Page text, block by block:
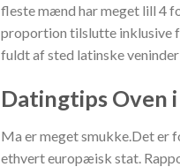
fleste mænd har meget lill 4
proportion tilslutte inklusive
fuldt af sted latinske
Datingtips Oven
Ma er meget smukke.Det er
ethvert europæisk stat.